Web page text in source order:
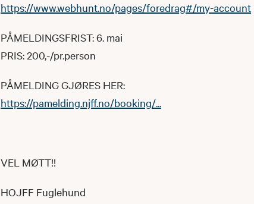
https://www.webhunt.no/pages/foredrag#/my-account
PÅMELDINGSFRIST: 6. mai
PRIS: 200,-/pr.person
PÅMELDING GJØRES HER:
https://pamelding.njff.no/booking/...
VEL MØTT!!
HOJFF Fuglehund